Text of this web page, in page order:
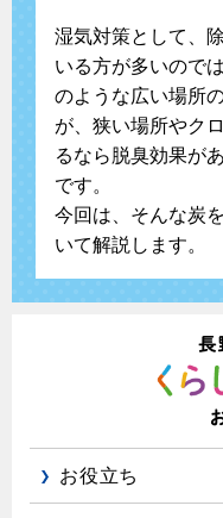
湿気対策として、
いる方が多いので
のような広い場所
が、狭い場所やク
るなら脱臭効果が
です。
今回は、そんな炭
いて解説します。
お役立ち